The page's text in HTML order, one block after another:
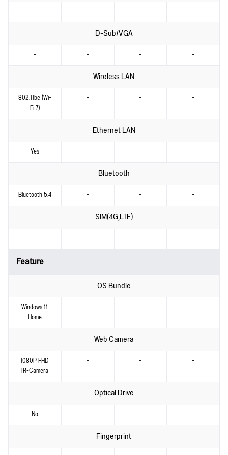
- - - -
D-Sub/VGA
- - - -
Wireless LAN
802.11be (Wi-
Fi 7)
- - -
Ethernet LAN
Yes - - -
Bluetooth
Bluetooth 5.4 - - -
SIM(4G,LTE)
- - - -
Feature
OS Bundle
Windows 11
Home
- - -
Web Camera
1080P FHD
IR-Camera
- - -
Optical Drive
No - - -
Fingerprint